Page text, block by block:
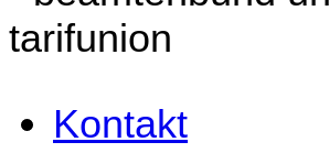
tarifunion
Kontakt